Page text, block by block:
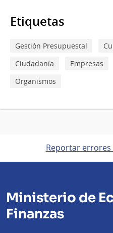
Etiquetas
Gestión Presupuestal
Ciudadanía
Empresas
Organismos
Reportar
Ministerio de
Finanzas